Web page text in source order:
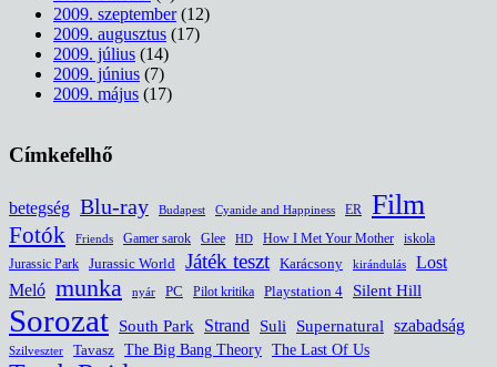
2009. szeptember(12)
2009. augusztus (17)
2009. július (14)
2009. június (7)
2009. május (17)
Címkefelhő
betegség Blu-ray Budapest Cyanide and Happiness ER Film
Fotók Friends Gamer sarok Glee HD How I Met Your Mother
iskola
Jurassic Park
Jurassic World Játék teszt Karácsony kirándulás Lost
Meló munka nyár PC Pilot kritika Playstation 4 Silent Hill
Sorozat South Park Strand Suli Supernatural szabadság
Szilveszter Tavasz The Big Bang Theory The Last Of Us